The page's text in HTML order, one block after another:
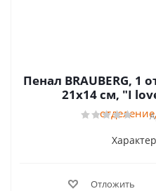
Пенал BRAUBERG, 1
21х14 см, "I
Отложить